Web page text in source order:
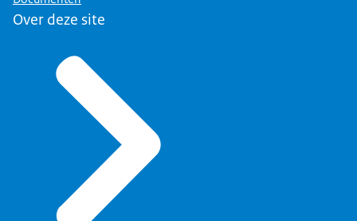
Over deze site